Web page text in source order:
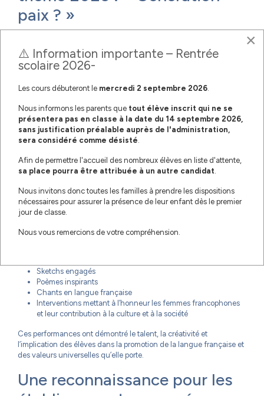
paix ? »
Placée sous le thème
la jeunesse à un monde plus apaisé », cette édition a mis en
avant la capacité des jeunes à construire des ponts entre les
cultures et à promouvoir les valeurs de respect, d’écoute et de
Sketchs engagés
Poèmes inspirants
Chants en langue française
Interventions mettant à l’honneur les femmes francophones
et leur contribution à la culture et à la société
Ces performances ont démontré le talent, la créativité et
l’implication des élèves dans la promotion de la langue française et
des valeurs universelles qu’elle porte.
Une reconnaissance pour les
×
⚠️ Information importante – Rentrée
scolaire 2026-
Les cours débuteront le mercredi 2 septembre 2026.
Nous informons les parents que tout élève inscrit qui ne se
présentera pas en classe à la date du 14 septembre 2026,
sans justification préalable auprès de l'administration,
sera considéré comme désisté.
Afin de permettre l'accueil des nombreux élèves en liste d'attente,
sa place pourra être attribuée à un autre candidat.
Nous invitons donc toutes les familles à prendre les dispositions
nécessaires pour assurer la présence de leur enfant dès le premier
jour de classe.
Nous vous remercions de votre compréhension.